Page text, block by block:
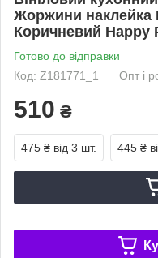
Жоржини наклейка
Коричневий Happy
Готово до відправки
Код: Z181771_1
Опт і
510 ₴
475 ₴ від 3 шт. 445 ₴